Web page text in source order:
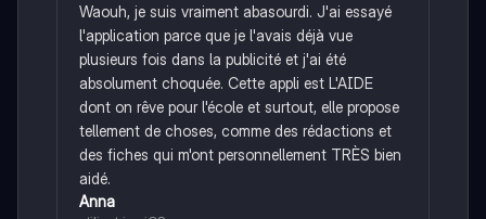
Waouh, je suis vraiment abasourdi. J'ai essayé
l'application parce que je l'avais déjà vue
plusieurs fois dans la publicité et j'ai été
absolument choquée. Cette appli est L'AIDE
dont on rêve pour l'école et surtout, elle propose
tellement de choses, comme des rédactions et
des fiches qui m'ont personnellement TRÈS bien
aidé.
Anna